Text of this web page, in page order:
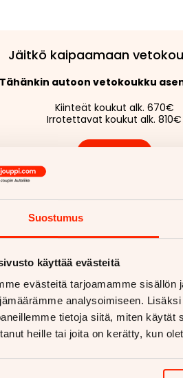
Suostumus
käyttää evästeitä
evästeitä tarjoamamme sisällön
analysoimiseen.
tietoja siitä, miten käytät
heille tai joita on kerätty, kun
Jäitkö kaipaamaan
Tähänkin autoon vetokoukku
Kiinteät koukut alk. 670€
Irrotettavat koukut alk. 810€
Lue lisää
ajoneuvoja